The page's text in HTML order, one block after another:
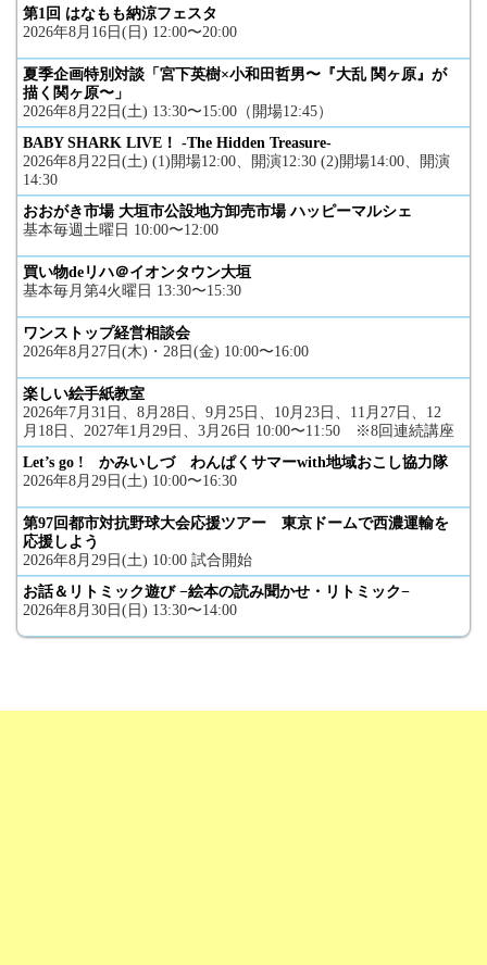
第1回 はなもも納涼フェスタ
2026年8月16日(日) 12:00〜20:00
夏季企画特別対談「宮下英樹×小和田哲男〜『大乱 関ヶ原』が
描く関ヶ原〜」
2026年8月22日(土) 13:30〜15:00（開場12:45）
BABY SHARK LIVE！ -The Hidden Treasure-
2026年8月22日(土) (1)開場12:00、開演12:30 (2)開場14:00、開演
14:30
おおがき市場 大垣市公設地方卸売市場 ハッピーマルシェ
基本毎週土曜日 10:00〜12:00
買い物deリハ＠イオンタウン大垣
基本毎月第4火曜日 13:30〜15:30
ワンストップ経営相談会
2026年8月27日(木)・28日(金) 10:00〜16:00
楽しい絵手紙教室
2026年7月31日、8月28日、9月25日、10月23日、11月27日、12
月18日、2027年1月29日、3月26日 10:00〜11:50 ※8回連続講座
Let’s go ! かみいしづ わんぱくサマーwith地域おこし協力隊
2026年8月29日(土) 10:00〜16:30
第97回都市対抗野球大会応援ツアー 東京ドームで西濃運輸を
応援しよう
2026年8月29日(土) 10:00 試合開始
お話＆リトミック遊び −絵本の読み聞かせ・リトミック−
2026年8月30日(日) 13:30〜14:00